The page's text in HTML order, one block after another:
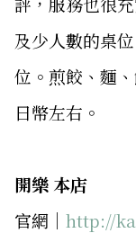
及少人數的桌
位。煎餃、麵
日幣左右。
開樂 本店
官網｜ http://